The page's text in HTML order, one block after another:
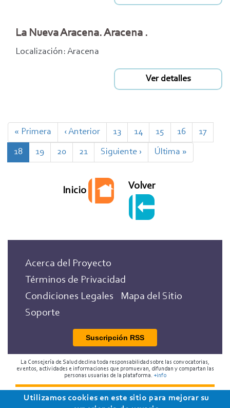
La Nueva Aracena. Aracena .
Localización: Aracena
Ver detalles
Paginación
Primera
página
« Primera
Página
anterior
‹ Anterior Page
13 Page
14 Page
15 Page
16 Page
17
Página
actual
18 Page
19 Page
20 Page
21
Siguiente
página
Siguiente ›
Última
página
Última »
Inicio Volver
Acerca del Proyecto
Términos de Privacidad
Condiciones Legales
Mapa del Sitio
Soporte
Suscripción RSS
La Consejería de Salud declina toda responsabilidad sobre las convocatorias,
eventos, actividades e informaciones que promuevan, difundan y compartan las
personas usuarias de la plataforma. +info
2018 Programa de Envejecimiento Saludable de la
Utilizamos cookies en este sitio para mejorar su